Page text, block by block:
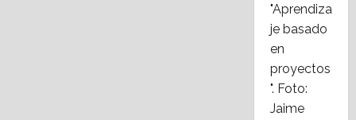
"Aprendiza
je basado
en
proyectos
". Foto:
Jaime